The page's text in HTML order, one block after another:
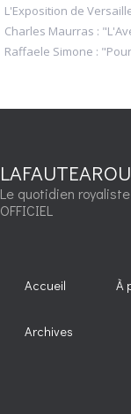
L'Exposition de
Charles Maurras :
Raffaele Simone :
Le quotidien
OFFICIEL
Accueil À
Archives